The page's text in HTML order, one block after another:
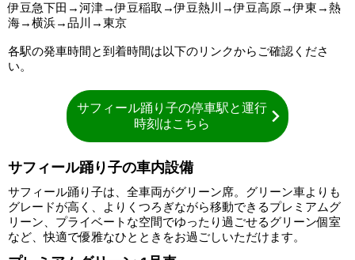
伊豆急下田→河津→伊豆稲取→伊豆熱川→伊豆高原→伊東→熱
海→横浜→品川→東京
各駅の発車時間と到着時間は以下のリンクからご確認くださ
い。
サフィール踊り子の停車駅と運行
時刻はこちら
サフィール踊り子の車内設備
サフィール踊り子は、全車両がグリーン席。グリーン車よりも
グレードが高く、よりくつろぎながら移動できるプレミアムグ
リーン、プライベートな空間でゆったり過ごせるグリーン個室
など、快適で優雅なひとときをお過ごしいただけます。